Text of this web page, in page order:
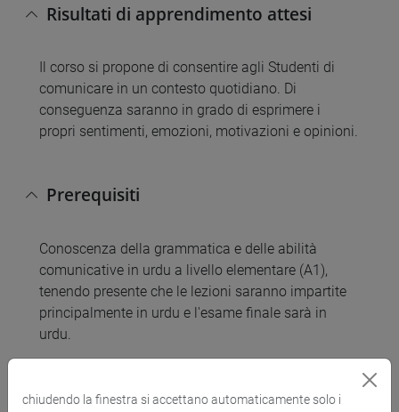
Risultati di apprendimento attesi
Il corso si propone di consentire agli Studenti di
comunicare in un contesto quotidiano. Di
conseguenza saranno in grado di esprimere i
propri sentimenti, emozioni, motivazioni e opinioni.
Prerequisiti
Conoscenza della grammatica e delle abilità
comunicative in urdu a livello elementare (A1),
tenendo presente che le lezioni saranno impartite
principalmente in urdu e l'esame finale sarà in
urdu.
Contenuti
chiudendo la finestra si accettano automaticamente solo i